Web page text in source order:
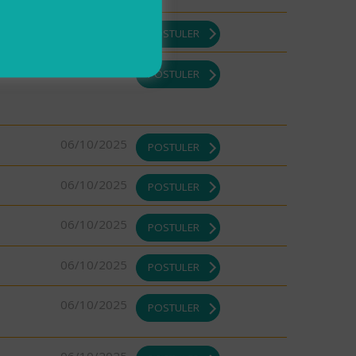
POSTULER
POSTULER
06/10/2025 POSTULER
06/10/2025 POSTULER
06/10/2025 POSTULER
06/10/2025 POSTULER
06/10/2025 POSTULER